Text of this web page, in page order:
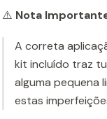
⚠️ Nota
A correta
kit incluído traz
alguma pequena
estas